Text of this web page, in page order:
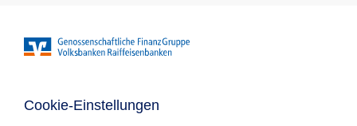
Cookie-Einstellungen